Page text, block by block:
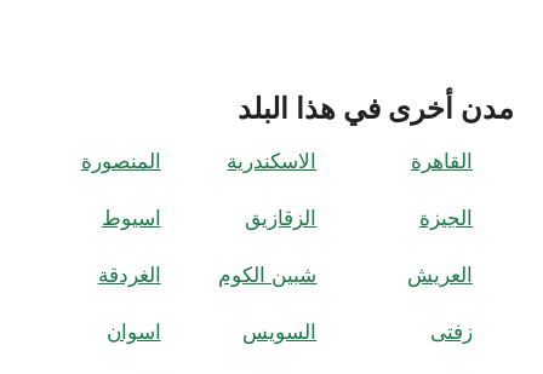
مدن أخرى في هذا البلد
القاهرة الاسكندرية المنصورة
الجيزة الزقازيق اسيوط
العريش شبين الكوم الغردقة
زفتى السويس اسوان